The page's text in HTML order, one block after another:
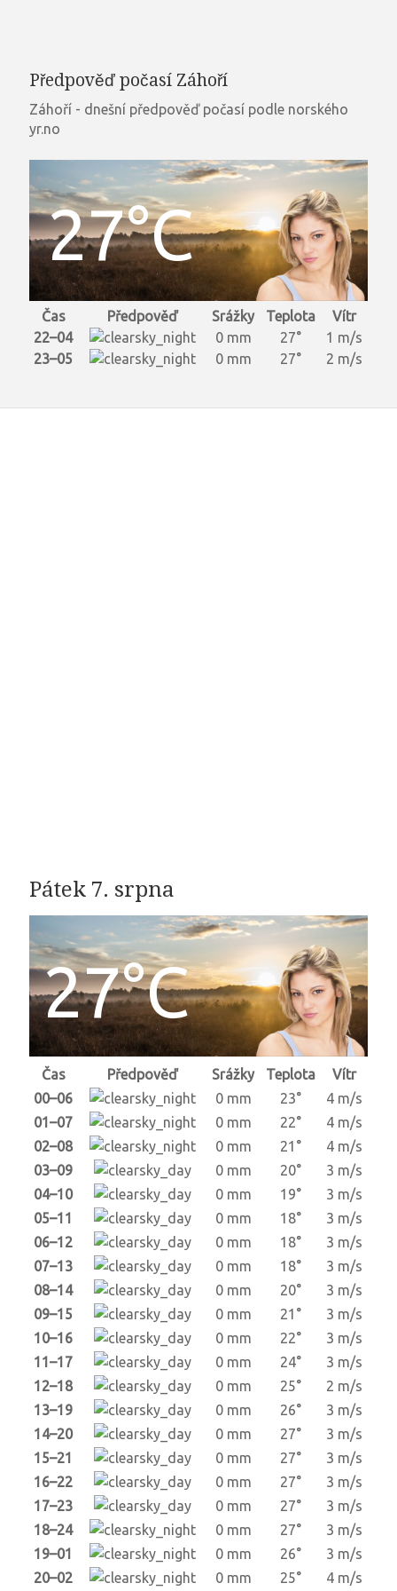
Předpověď počasí Záhoří
Záhoří - dnešní předpověď počasí podle norského
yr.no
27°C
Čas Předpověď Srážky Teplota
Vítr
22–04
0 mm 27°
1 m/s
23–05
0 mm 27° 2 m/s
Pátek 7. srpna
27°C
Čas Předpověď Srážky Teplota
Vítr
00–06
0 mm 23°
4 m/s
01–07
0 mm 22°
4 m/s
02–08
0 mm 21°
4 m/s
03–09
0 mm 20°
3 m/s
04–10
0 mm 19°
3 m/s
05–11
0 mm 18°
3 m/s
06–12
0 mm 18°
3 m/s
07–13
0 mm 18°
3 m/s
08–14
0 mm 20°
3 m/s
09–15
0 mm 21°
3 m/s
10–16
0 mm 22°
3 m/s
11–17
0 mm 24°
3 m/s
12–18
0 mm 25°
2 m/s
13–19
0 mm 26°
3 m/s
14–20
0 mm 27°
3 m/s
15–21
0 mm 27°
3 m/s
16–22
0 mm 27°
3 m/s
17–23
0 mm 27°
3 m/s
18–24
0 mm 27°
3 m/s
19–01
0 mm 26°
3 m/s
20–02
0 mm 25° 4 m/s